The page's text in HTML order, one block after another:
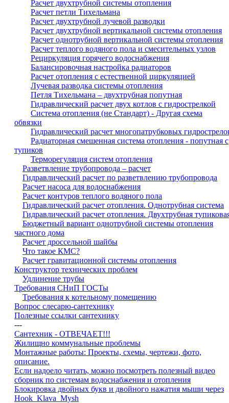
Расчет двухтрубной системы отопления
Расчет петли Тихельмана
Расчет двухтрубной лучевой разводки
Расчет двухтрубной вертикальной системы отопления
Расчет однотрубной вертикальной системы отопления
Расчет теплого водяного пола и смесительных узлов
Рециркуляция горячего водоснабжения
Балансировочная настройка радиаторов
Расчет отопления с естественной циркуляцией
Лучевая разводка системы отопления
Петля Тихельмана – двухтрубная попутная
Гидравлический расчет двух котлов с гидрострелкой
Система отопления (не Стандарт) - Другая схема
обвязки
Гидравлический расчет многопатрубковых
Радиаторная смешенная система отопления - попутная с
тупиков
Терморегуляция систем отопления
Разветвление трубопровода – расчет
Гидравлический расчет по разветвлению трубопровода
Расчет насоса для водоснабжения
Расчет контуров теплого водяного пола
Гидравлический расчет отопления. Однотрубная система
Гидравлический расчет отопления. Двухтрубная
Бюджетный вариант однотрубной системы отопления
частного дома
Расчет дроссельной шайбы
Что такое КМС?
Расчет гравитационной системы отопления
Конструктор технических проблем
Удлинение трубы
Требования СНиП ГОСТы
Требования к котельному помещению
Вопрос слесарю-сантехнику
Полезные ссылки сантехнику
---
Сантехник - ОТВЕЧАЕТ!!!
Жилищно коммунальные проблемы
Монтажные работы: Проекты, схемы, чертежи, фото,
описание.
Если надоело читать, можно посмотреть полезный видео
сборник по системам водоснабжения и отопления
Блокировка двойных букв и двойного нажатия мыши через
Hook_Klava_Mysh